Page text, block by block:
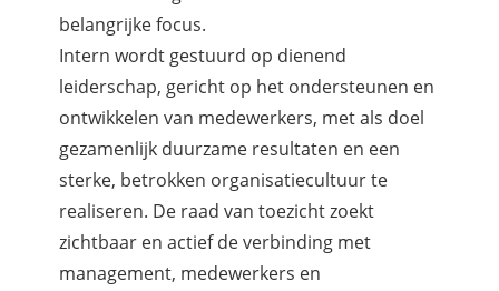
belangrijke focus.
Intern wordt gestuurd op dienend
leiderschap, gericht op het ondersteunen en
ontwikkelen van medewerkers, met als doel
gezamenlijk duurzame resultaten en een
sterke, betrokken organisatiecultuur te
realiseren. De raad van toezicht zoekt
zichtbaar en actief de verbinding met
management, medewerkers en